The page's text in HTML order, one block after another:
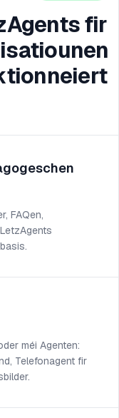
fir
FAQen,
méi Agenten:
Telefonagent fir